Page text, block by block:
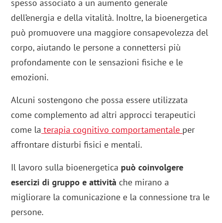
spesso associato a un aumento generale
dell’energia e della vitalità. Inoltre, la bioenergetica
può promuovere una maggiore consapevolezza del
corpo, aiutando le persone a connettersi più
profondamente con le sensazioni fisiche e le
emozioni.
Alcuni sostengono che possa essere utilizzata
come complemento ad altri approcci terapeutici
come la terapia cognitivo comportamentale per
affrontare disturbi fisici e mentali.
Il lavoro sulla bioenergetica può coinvolgere
esercizi di gruppo e attività che mirano a
migliorare la comunicazione e la connessione tra le
persone.